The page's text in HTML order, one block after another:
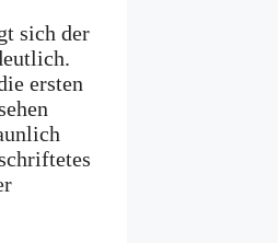
sich der
ersten